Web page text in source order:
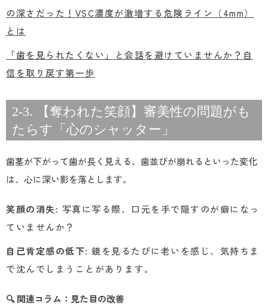
の深さだった！VSC濃度が激増する危険ライン（4mm）
とは
「歯を見られたくない」と会話を避けていませんか？自
信を取り戻す第一歩
2-3. 【奪われた笑顔】審美性の問題がも
たらす「心のシャッター」
歯茎が下がって歯が長く見える、歯並びが崩れるといった変化
は、心に深い影を落とします。
笑顔の消失: 写真に写る際、口元を手で隠すのが癖になっ
ていませんか？
自己肯定感の低下: 鏡を見るたびに老いを感じ、気持ちま
で沈んでしまうことがあります。
🔍 関連コラム：見た目の改善